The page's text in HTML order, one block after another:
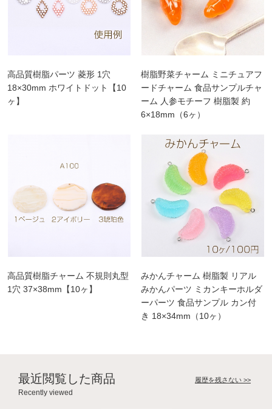
高品質樹脂パーツ 菱形 1穴
18×30mm ホワイトドット【10
ヶ】
樹脂野菜チャーム ミニチュアフ
ードチャーム 食品サンプルチャ
ーム 人参モチーフ 樹脂製 約
6×18mm（6ヶ）
高品質樹脂チャーム 不規則丸型
1穴 37×38mm【10ヶ】
みかんチャーム 樹脂製 リアル
みかんパーツ ミカンキーホルダ
ーパーツ 食品サンプル カン付
き 18×34mm（10ヶ）
最近閲覧した商品
Recently viewed
履歴を残さない >>